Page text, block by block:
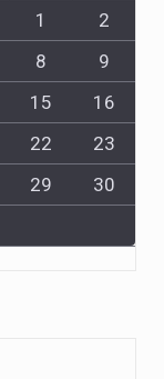
1
2
8
9
15
16
22
23
29
30